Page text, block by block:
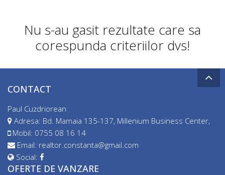
Nu s-au gasit rezultate care sa
corespunda criteriilor dvs!
CONTACT
Paul Cuzdriorean
Adresa: Bd. Mamaia 135-137, Millenium Business Center,
Mobil: 0755 08 16 14
Email: realtor.constanta@gmail.com
Social:
OFERTE DE VANZARE